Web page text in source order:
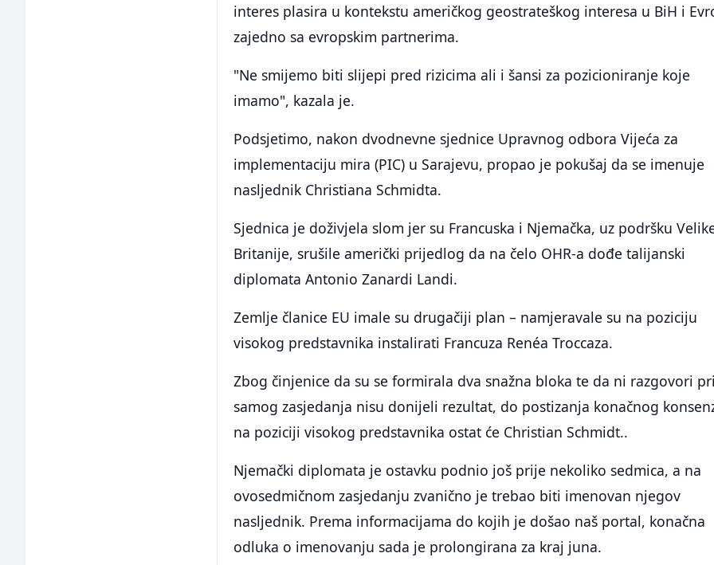
interes plasira u kontekstu američkog geostrateškog interesa u BiH i
zajedno sa evropskim partnerima.
"Ne smijemo biti slijepi pred rizicima ali i šansi za pozicioniranje koje
imamo", kazala je.
Podsjetimo, nakon dvodnevne sjednice Upravnog odbora Vijeća za
implementaciju mira (PIC) u Sarajevu, propao je pokušaj da se imenuje
nasljednik Christiana Schmidta.
Sjednica je doživjela slom jer su Francuska i Njemačka, uz podršku
Britanije, srušile američki prijedlog da na čelo OHR-a dođe talijanski
diplomata Antonio Zanardi Landi.
Zemlje članice EU imale su drugačiji plan – namjeravale su na poziciju
visokog predstavnika instalirati Francuza Renéa Troccaza.
Zbog činjenice da su se formirala dva snažna bloka te da ni razgovori
samog zasjedanja nisu donijeli rezultat, do postizanja konačnog
na poziciji visokog predstavnika ostat će Christian Schmidt..
Njemački diplomata je ostavku podnio još prije nekoliko sedmica, a na
ovosedmičnom zasjedanju zvanično je trebao biti imenovan njegov
nasljednik. Prema informacijama do kojih je došao naš portal, konačna
odluka o imenovanju sada je prolongirana za kraj juna.